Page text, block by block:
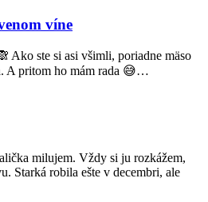
víne
Ako ste si asi všimli, poriadne mäso
A pritom ho mám rada 😅…
milujem. Vždy si ju rozkážem,
Starká robila ešte v decembri, ale